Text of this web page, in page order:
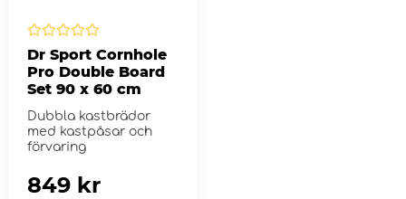
Dr Sport Cornhole
Pro Double Board
Set 90 x 60 cm
Dubbla kastbrädor
med kastpåsar och
förvaring
849 kr